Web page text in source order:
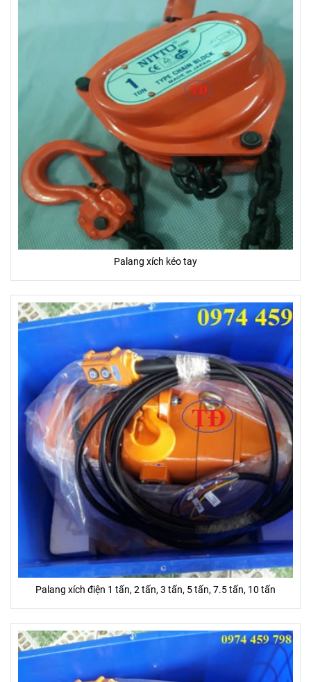
Palang xích kéo tay
Palang xích điện 1 tấn, 2 tấn, 3 tấn, 5 tấn, 7.5 tấn, 10 tấn